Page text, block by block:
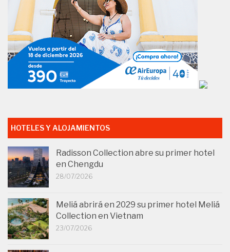
HOTELES Y ALOJAMIENTOS
Radisson Collection abre su primer hotel
en Chengdu
28/07/2026
Meliá abrirá en 2029 su primer hotel Meliá
Collection en Vietnam
23/07/2026